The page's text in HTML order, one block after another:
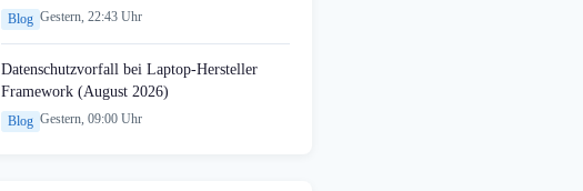
Blog Gestern, 22:43 Uhr
Datenschutzvorfall bei Laptop-Hersteller
Framework (August 2026)
Blog Gestern, 09:00 Uhr